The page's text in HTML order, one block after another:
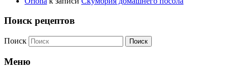
Поиск рецептов
Поиск
Меню